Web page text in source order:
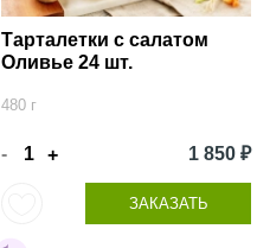
Тарталетки с салатом
Оливье 24 шт.
480 г
- + 1 850 ₽
ЗАКАЗАТЬ